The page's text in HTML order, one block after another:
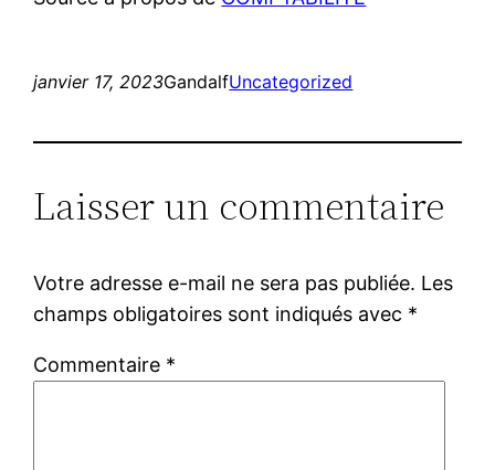
janvier 17, 2023GandalfUncategorized
Laisser un commentaire
Votre adresse e-mail ne sera pas publiée. Les
champs obligatoires sont indiqués avec *
Commentaire *